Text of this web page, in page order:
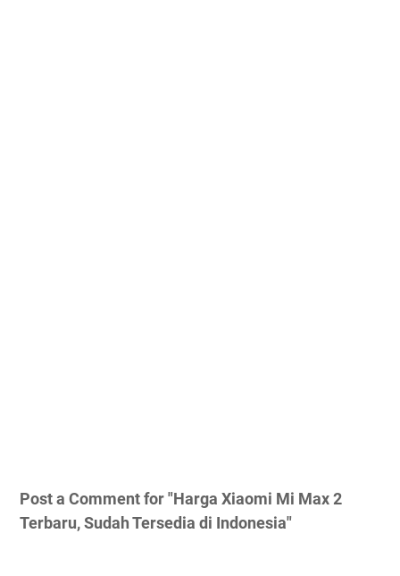
Post a Comment for "Harga Xiaomi Mi Max 2
Terbaru, Sudah Tersedia di Indonesia"